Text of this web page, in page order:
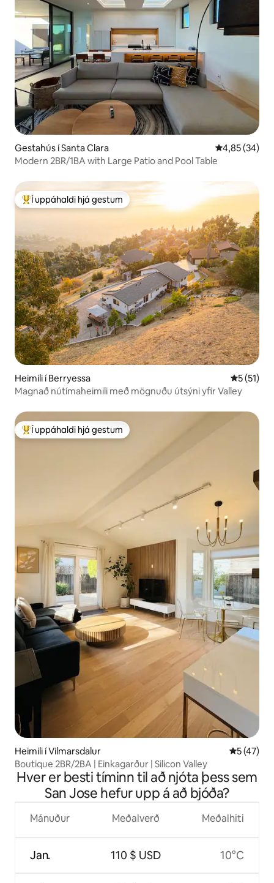
Gestahús í Santa Clara 4,85 af 5 í
4,85 (34)
Modern 2BR/1BA with Large Patio and Pool Table
Í mestu uppáhaldi hjá gestum
Í uppáhaldi hjá gestum
Heimili í Berryessa 5 af 5 í
5 (51)
Magnað nútímaheimili með mögnuðu útsýni yfir Valley
Í mestu uppáhaldi hjá gestum
Í uppáhaldi hjá gestum
Heimili í Vilmarsdalur 5 af 5 í
5 (47)
Boutique 2BR/2BA | Einkagarður | Silicon Valley
Hver er besti tíminn til að njóta þess sem
San Jose hefur upp á að bjóða?
Mánuður
Jan.
Meðalverð
110 $ USD
Meðalhiti
10°C